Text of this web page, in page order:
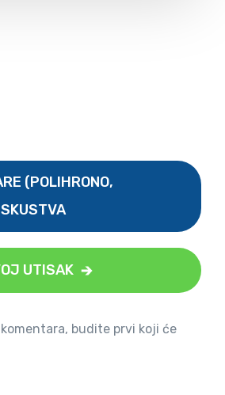
(POLIHRONO,
UTISAK
budite prvi koji će